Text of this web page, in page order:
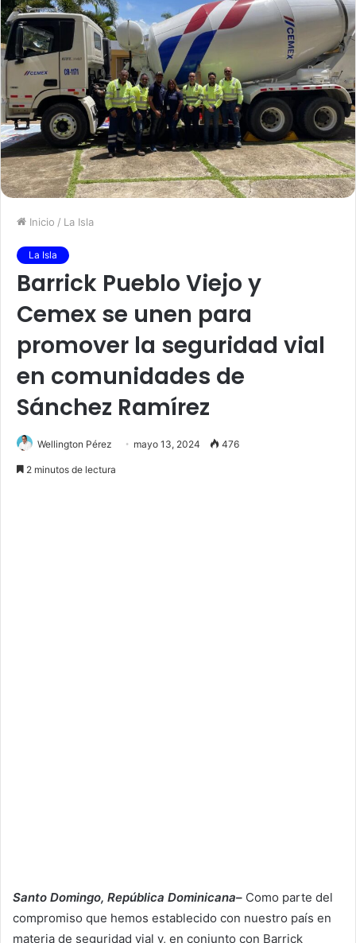
Inicio / La Isla
La Isla
Barrick Pueblo Viejo y
Cemex se unen para
promover la seguridad vial
en comunidades de
Sánchez Ramírez
Wellington Pérez mayo 13, 2024 476
2 minutos de lectura
Santo Domingo, República Dominicana– Como parte del
compromiso que hemos establecido con nuestro país en
materia de seguridad vial y, en conjunto con Barrick